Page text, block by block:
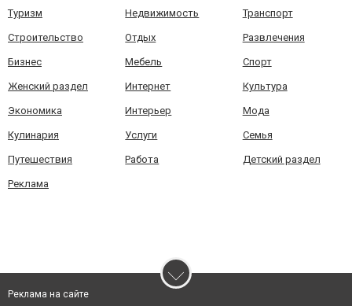
Туризм Недвижимость Транспорт
Строительство Отдых Развлечения
Бизнес Мебель Спорт
Женский раздел Интернет Культура
Экономика Интерьер Мода
Кулинария Услуги Семья
Путешествия Работа Детский раздел
Реклама
Реклама на сайте